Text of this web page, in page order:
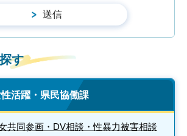
す
活躍・県民協働課
共同参画・DV相談・性暴力被害相談